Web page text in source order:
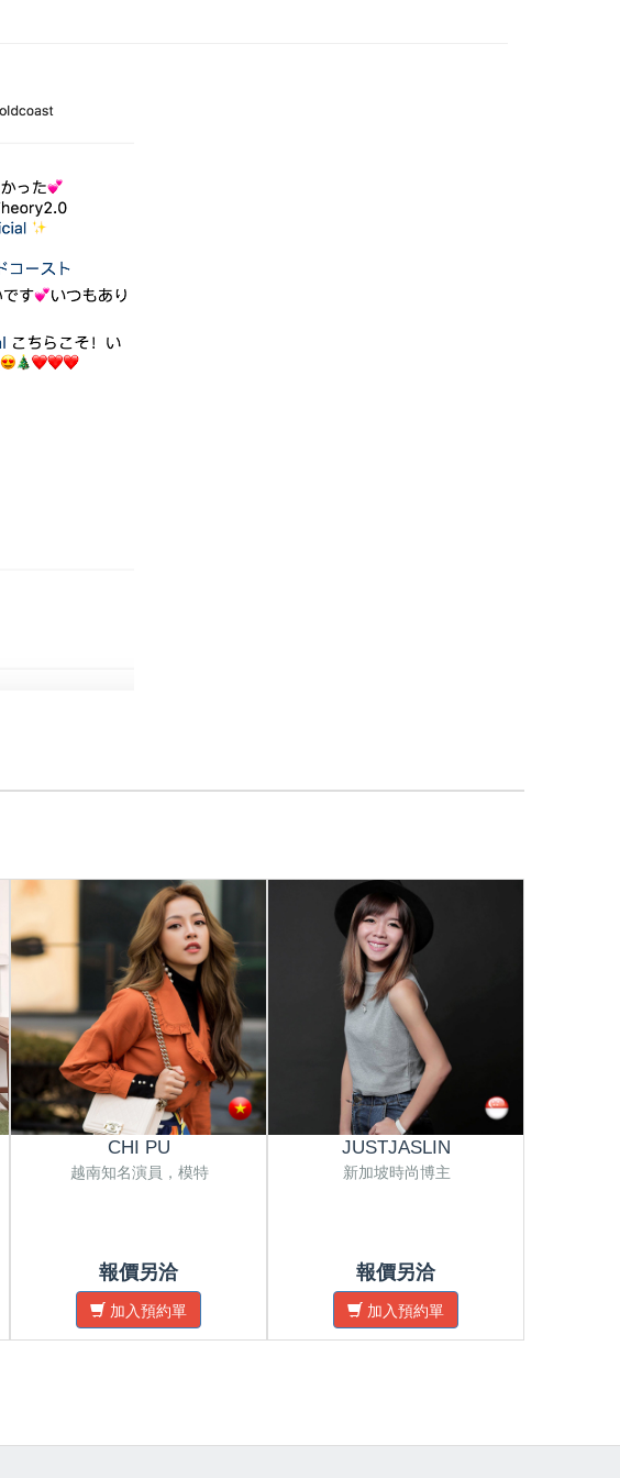
CHI PU
越南知名演員，模特
報價另洽
加入預約單
JUSTJASLIN
新加坡時尚博主
報價另洽
加入預約單